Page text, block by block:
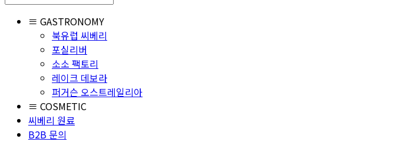
≡ GASTRONOMY
북유럽 씨베리
포실리버
소소 팩토리
레이크 데보라
퍼거슨 오스트레일리아
≡ COSMETIC
씨베리 원료
B2B 문의